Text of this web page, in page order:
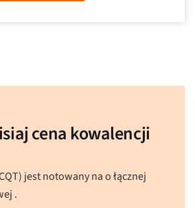
cena kowalencji
jest notowany nao łącznej
.